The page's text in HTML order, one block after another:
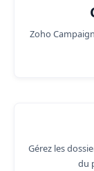
Zoho
Gérez les
du